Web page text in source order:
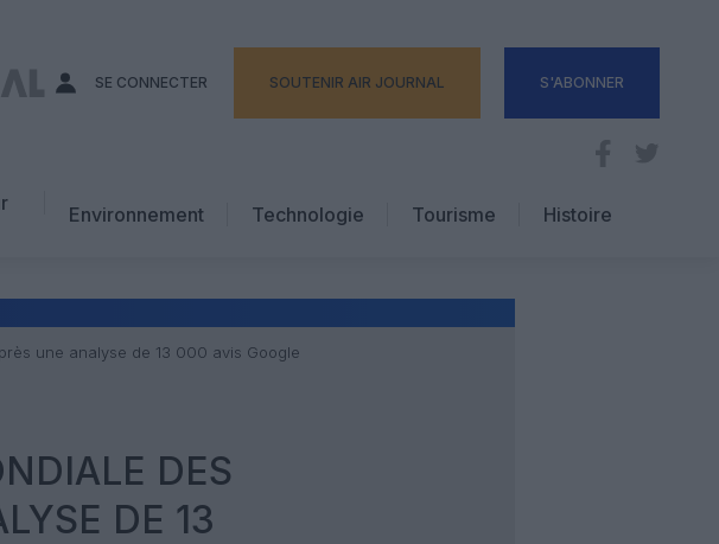
SE CONNECTER SOUTENIR AIR JOURNAL S'ABONNER
Environnement Technologie
Tourisme
Hôtellerie
Histoire
une analyse de 13 000 avis Google
DES
DE 13